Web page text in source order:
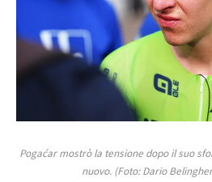
Pogaćar mostrò la tensione dopo il suo
nuovo. (Foto: Dario